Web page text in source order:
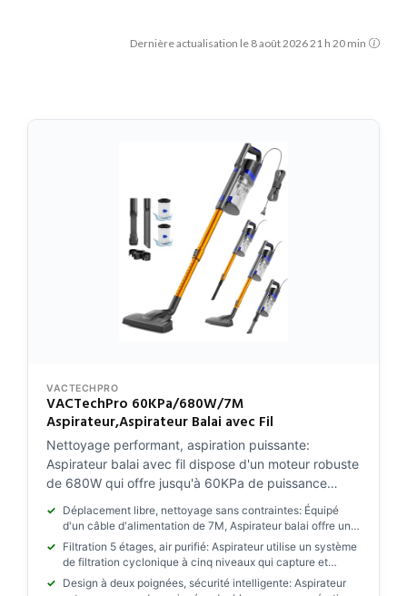
Dernière actualisation le 8 août 2026 21 h 20 min
VACTECHPRO
VACTechPro 60KPa/680W/7M
Aspirateur,Aspirateur Balai avec Fil
Nettoyage performant, aspiration puissante:
Aspirateur balai avec fil dispose d'un moteur robuste
de 680W qui offre jusqu'à 60KPa de puissance
d'aspiration, éliminant efficacement la poussière fine
et la saleté tenace, laissant votre espace de vie
rafraîchi.
Déplacement libre, nettoyage sans contraintes: Équipé
d'un câble d'alimentation de 7M, Aspirateur balai offre une
plus grande portée de nettoyage et une meilleure mobilité,
éliminant le besoin de changer fréquemment de prise,
facilitant ainsi les tâches de nettoyage sur de grandes
surfaces. Le support de rangement portable permet un
Filtration 5 étages, air purifié: Aspirateur utilise un système
de filtration cyclonique à cinq niveaux qui capture et
enferme efficacement les particules minuscules, libérant
de l'air pur et améliorant considérablement la qualité de
Design à deux poignées, sécurité intelligente: Aspirateur